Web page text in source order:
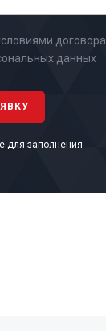
договора
данных
для заполнения